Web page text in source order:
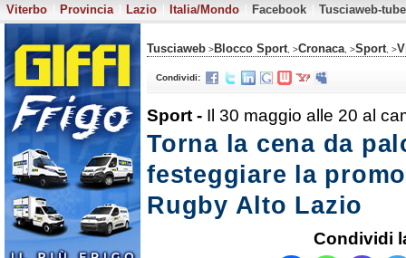
Viterbo
Provincia Lazio Italia/Mondo Facebook Tusciaweb-tube
Tusciaweb >Blocco Sport , >Cronaca , >Sport , >
Condividi:
Sport - Il 30 maggio alle 20 al
Torna la cena da
festeggiare la
Rugby Alto Lazio
Condividi